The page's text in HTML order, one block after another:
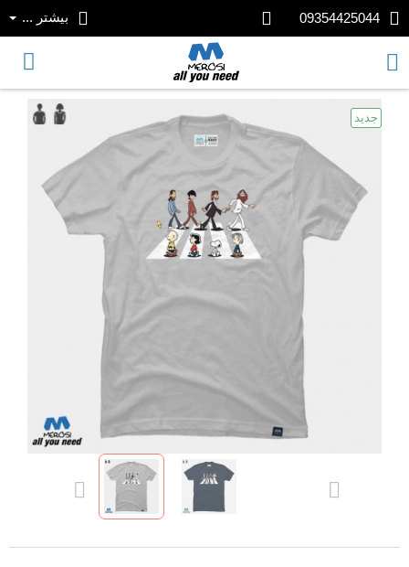
09354425044 بیشتر ...
جدید